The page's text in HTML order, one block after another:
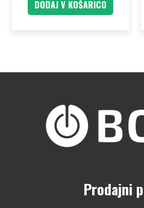
DODAJ V KOŠARICO
Prodajni